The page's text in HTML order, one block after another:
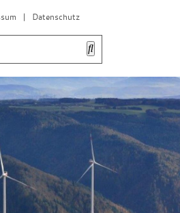
| Datenschutz
& Gemeinderat